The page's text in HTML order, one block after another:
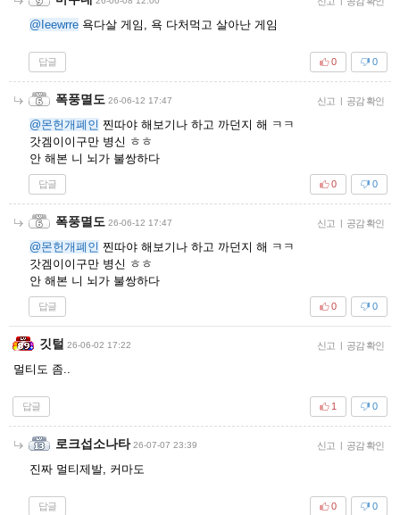
@Ieewrre 욕다살 게임, 욕 다처먹고 살아난 게임
답글 0
0
폭풍멸도 26-06-12 17:47 신고 | 공감 확인
@몬헌개폐인 찐따야 해보기나 하고 까던지 해 ㅋㅋ
갓겜이이구만 병신 ㅎㅎ
안 해본 니 뇌가 불쌍하다
답글 0
0
폭풍멸도 26-06-12 17:47 신고 | 공감 확인
@몬헌개폐인 찐따야 해보기나 하고 까던지 해 ㅋㅋ
갓겜이이구만 병신 ㅎㅎ
안 해본 니 뇌가 불쌍하다
답글 0
0
깃털 26-06-02 17:22 신고 | 공감 확인
멀티도 좀..
답글 0
1
로크섭소나타 26-07-07 23:39 신고 | 공감 확인
진짜 멀티제발, 커마도
답글 0
0